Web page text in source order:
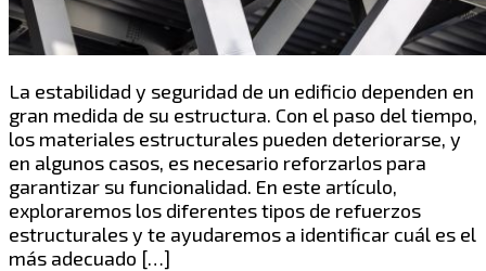
La estabilidad y seguridad de un edificio dependen en
gran medida de su estructura. Con el paso del tiempo,
los materiales estructurales pueden deteriorarse, y
en algunos casos, es necesario reforzarlos para
garantizar su funcionalidad. En este artículo,
exploraremos los diferentes tipos de refuerzos
estructurales y te ayudaremos a identificar cuál es el
más adecuado […]